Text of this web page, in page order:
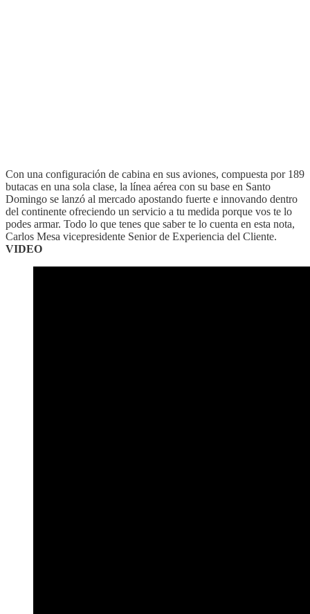
Con una configuración de cabina en sus aviones, compuesta por 189
butacas en una sola clase, la línea aérea con su base en Santo
Domingo se lanzó al mercado apostando fuerte e innovando dentro
del continente ofreciendo un servicio a tu medida porque vos te lo
podes armar. Todo lo que tenes que saber te lo cuenta en esta nota,
Carlos Mesa vicepresidente Senior de Experiencia del Cliente.
VIDEO